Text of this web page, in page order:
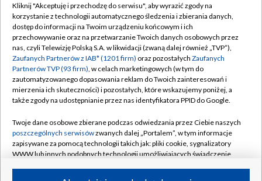
TVP
Abonament TVP
Emisja w TVP
Centrum informacji TVP
Naziemna Telewizja Cyfrowa
Rada Programowa
System NOS
Informacje o nadawcy
Regulamin TVP
Polityka prywatności
Moje zgody
Pomoc
Kontakt
Kanały
Kliknij "Akceptuję i przechodzę do serwisu", aby wyrazić zgody na
korzystanie z technologii automatycznego śledzenia i zbierania danych,
dostęp do informacji na Twoim urządzeniu końcowym i ich
przechowywanie oraz na przetwarzanie Twoich danych osobowych przez
nas, czyli Telewizję Polską S.A. w likwidacji (zwaną dalej również „TVP”),
Zaufanych Partnerów z IAB* (1201 firm) oraz pozostałych Zaufanych
Partnerów TVP (93 firm), w celach marketingowych (w tym do
zautomatyzowanego dopasowania reklam do Twoich zainteresowań i
mierzenia ich skuteczności) i pozostałych, które wskazujemy poniżej, a
także zgody na udostępnianie przez nas identyfikatora PPID do Google.
Twoje dane osobowe zbierane podczas odwiedzania przez Ciebie naszych
poszczególnych serwisówzwanych dalej „Portalem”, w tym informacje
zapisywane za pomocą technologii takich jak: pliki cookie, sygnalizatory
WWW lub innych podobnych technologii umożliwiających świadczenie